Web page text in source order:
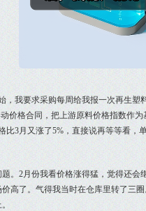
，我要求采购每周给我报一次再生
价格合同，把上游原料价格指数作
比3月又涨了5%，直接说再等等看
。2月份我看价格涨得猛，觉得还会
高了。气得我当时在仓库里转了三